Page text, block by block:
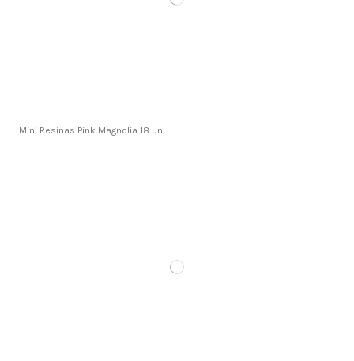
Mini Resinas Pink Magnolia 18 un.